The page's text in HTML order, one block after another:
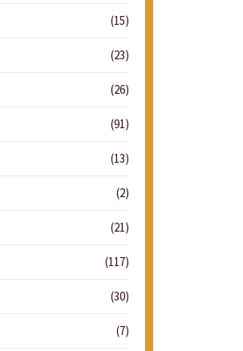
(15)
(23)
(26)
(91)
(13)
(2)
(21)
(117)
(30)
(7)